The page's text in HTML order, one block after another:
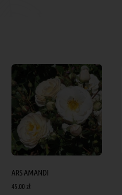
ARS AMANDI
45.00 zł